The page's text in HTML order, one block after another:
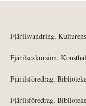
Fjärilsvandring,
Fjärilsexkursion,
Fjärilsföredrag,
Fjärilsföredrag,